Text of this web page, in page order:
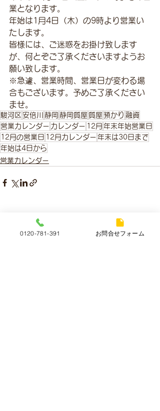
業となります。
年始は1月4日（木）の9時より営業い
たします。
皆様には、ご迷惑をお掛け致します
が、何とぞご了承くださいますようお
願い致します。
※急遽、営業時間、営業日が変わる場
合もございます。予めご了承ください
ませ。
駿河区 安倍川 静岡 静岡質屋 質屋 預かり 融資
営業カレンダー カレンダー 12月 年末年始営業日
12月の営業日 12月カレンダー 年末は30日まで
年始は4日から
営業カレンダー
0120-781-391 お問合せフォーム